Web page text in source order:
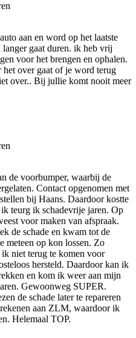
aan en word op het laatste
langer gaat duren. ik heb vrij
voor het brengen en ophalen.
het over gaat of je word terug
over.. Bij jullie komt nooit meer
de voorbumper, waarbij de
Contact opgenomen met
bij Haans. Daardoor kostte
teurg ik schadevrije jaren. Op
voor maken van afspraak.
de schade en kwam tot de
meteen op kon lossen. Zo
niet terug te komen voor
hersteld. Daardoor kan ik
en kom ik weer aan mijn
Gewoonweg SUPER.
de schade later te repareren
aan ZLM, waardoor ik
Helemaal TOP.